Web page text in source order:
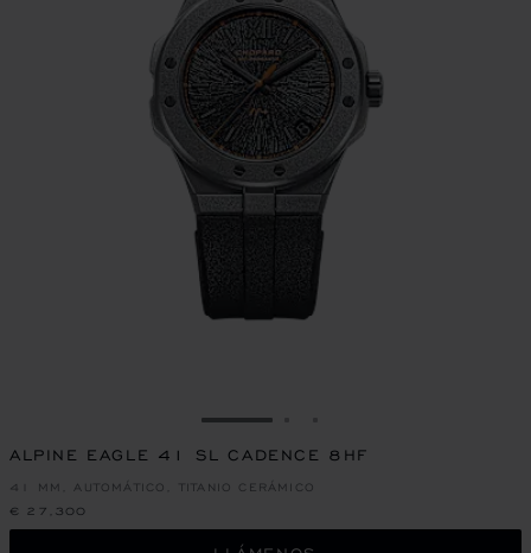
IR A LA DIAPOSITIVA 1
ALPINE EAGLE 41 SL CADENCE 8HF
41 MM, AUTOMÁTICO, TITANIO CERÁMICO
€ 27,300